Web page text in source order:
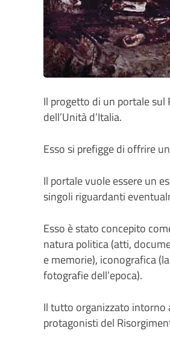
Il progetto di un portale sul
dell’Unità d’Italia.
Esso si prefigge di offrire
Il portale vuole essere un
singoli riguardanti
Esso è stato concepito
natura politica (atti,
e memorie), iconografica
fotografie dell’epoca).
Il tutto organizzato intorno
protagonisti del